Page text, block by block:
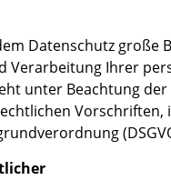
Datenschutz große
Verarbeitung Ihrer
unter Beachtung
Vorschriften,